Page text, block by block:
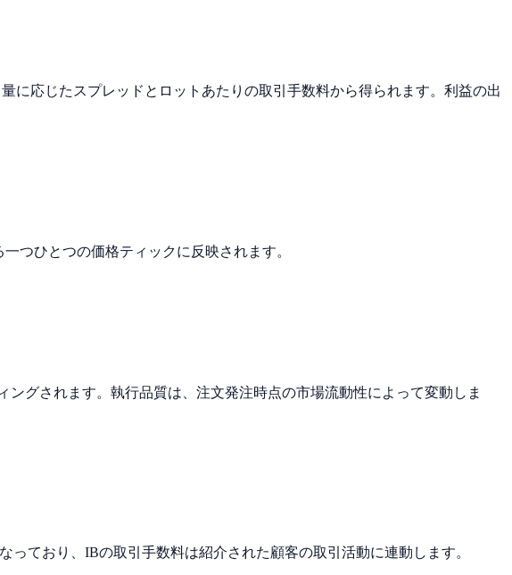
に応じたスプレッドとロットあたりの取引手数料から得られます。利益の出
つひとつの価格ティックに反映されます。
グされます。執行品質は、注文発注時点の市場流動性によって変動しま
ており、IBの取引手数料は紹介された顧客の取引活動に連動します。